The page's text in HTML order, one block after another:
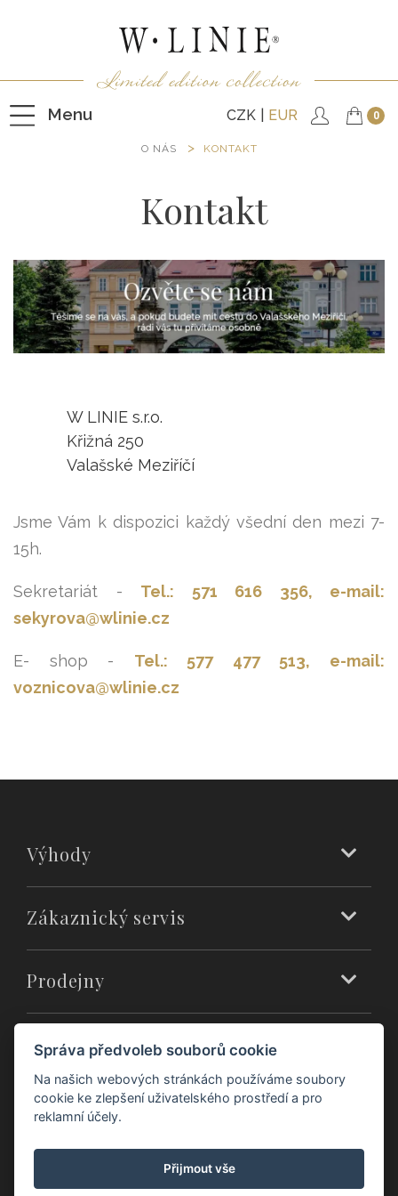
Menu CZK EUR 0
NEPODŠITÉ KABÁTKY
PODŠITÉ KABÁTKY
VESTY
ŠATY
KABÁTY, BUNDY
DÁRKOVÉ POUKAZY
O NÁS KONTAKT
Kontakt
W LINIE s.r.o.
Křižná 250
Valašské Meziříčí
Jsme Vám k dispozici každý všední den mezi 7-
15h.
Sekretariát - Tel.: 571 616 356, e-mail:
sekyrova@wlinie.cz
E- shop - Tel.: 577 477 513, e-mail:
voznicova@wlinie.cz
Výhody
Zákaznický servis
Prodejny
O nás
Správa předvoleb souborů cookie
Na našich webových stránkách používáme soubory
cookie ke zlepšení uživatelského prostředí a pro
reklamní účely.
Přijmout vše